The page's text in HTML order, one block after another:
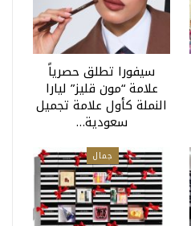
سيفورا تطلق حصرياً
علامة “مون قليز” ليارا
النملة كأول علامة تجميل
سعودية…
جمال